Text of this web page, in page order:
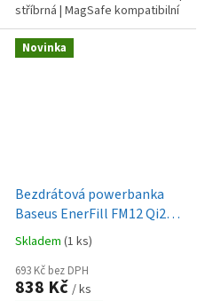
stříbrná | MagSafe kompatibilní
Novinka
Bezdrátová powerbanka
Baseus EnerFill FM12 Qi2
10000mAh, 22,5W černá
Skladem (1 ks)
693 Kč bez DPH
838 Kč / ks